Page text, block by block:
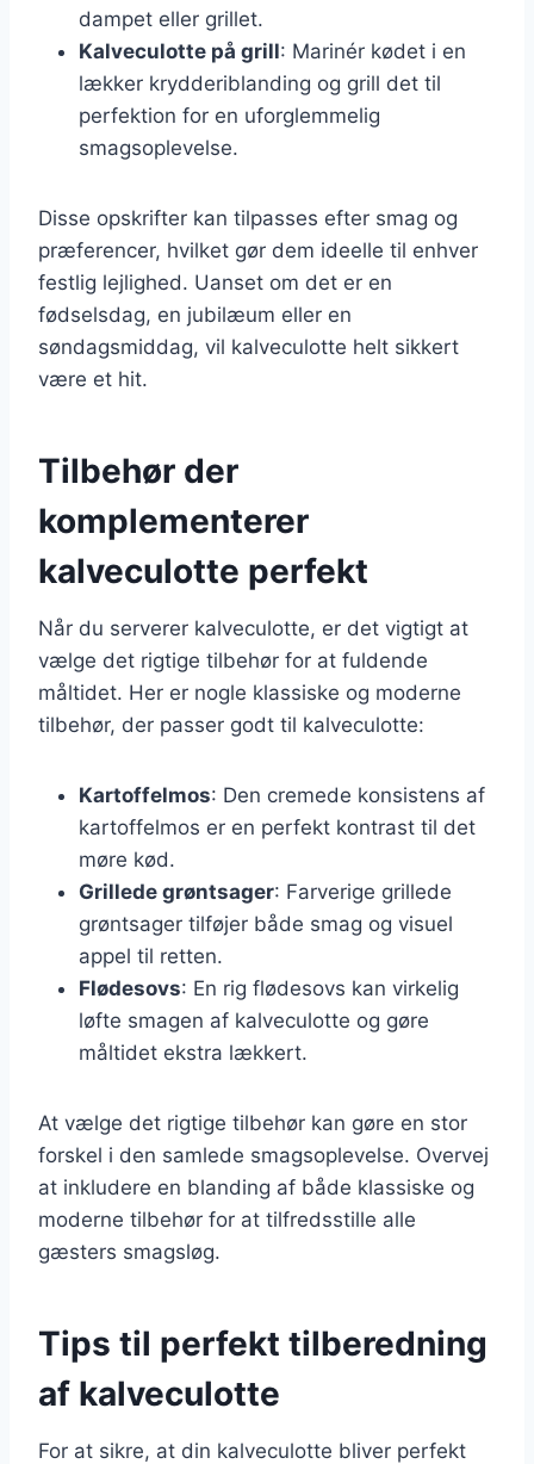
dampet eller grillet.
Kalveculotte på grill: Marinér kødet i en
lækker krydderiblanding og grill det til
perfektion for en uforglemmelig
smagsoplevelse.
Disse opskrifter kan tilpasses efter smag og
præferencer, hvilket gør dem ideelle til enhver
festlig lejlighed. Uanset om det er en
fødselsdag, en jubilæum eller en
søndagsmiddag, vil kalveculotte helt sikkert
være et hit.
Tilbehør der
komplementerer
kalveculotte perfekt
Når du serverer kalveculotte, er det vigtigt at
vælge det rigtige tilbehør for at fuldende
måltidet. Her er nogle klassiske og moderne
tilbehør, der passer godt til kalveculotte:
Kartoffelmos: Den cremede konsistens af
kartoffelmos er en perfekt kontrast til det
møre kød.
Grillede grøntsager: Farverige grillede
grøntsager tilføjer både smag og visuel
appel til retten.
Flødesovs: En rig flødesovs kan virkelig
løfte smagen af kalveculotte og gøre
måltidet ekstra lækkert.
At vælge det rigtige tilbehør kan gøre en stor
forskel i den samlede smagsoplevelse. Overvej
at inkludere en blanding af både klassiske og
moderne tilbehør for at tilfredsstille alle
gæsters smagsløg.
Tips til perfekt tilberedning
af kalveculotte
For at sikre, at din kalveculotte bliver perfekt